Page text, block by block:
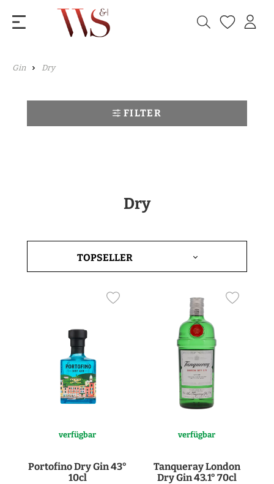
Gin Dry
FILTER
Dry
verfügbar
Portofino Dry Gin 43°
10cl
verfügbar
Tanqueray London
Dry Gin 43.1° 70cl